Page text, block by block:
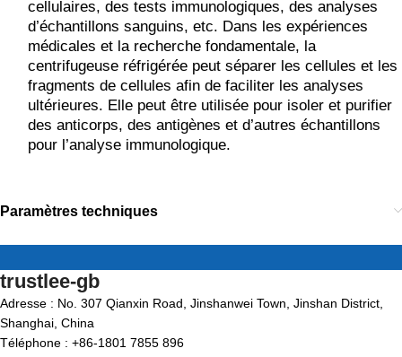
cellulaires, des tests immunologiques, des analyses
d’échantillons sanguins, etc. Dans les expériences
médicales et la recherche fondamentale, la
centrifugeuse réfrigérée peut séparer les cellules et les
fragments de cellules afin de faciliter les analyses
ultérieures. Elle peut être utilisée pour isoler et purifier
des anticorps, des antigènes et d’autres échantillons
pour l’analyse immunologique.
Paramètres techniques
trustlee-gb
Adresse : No. 307 Qianxin Road, Jinshanwei Town, Jinshan District,
Shanghai, China
Téléphone : +86-1801 7855 896